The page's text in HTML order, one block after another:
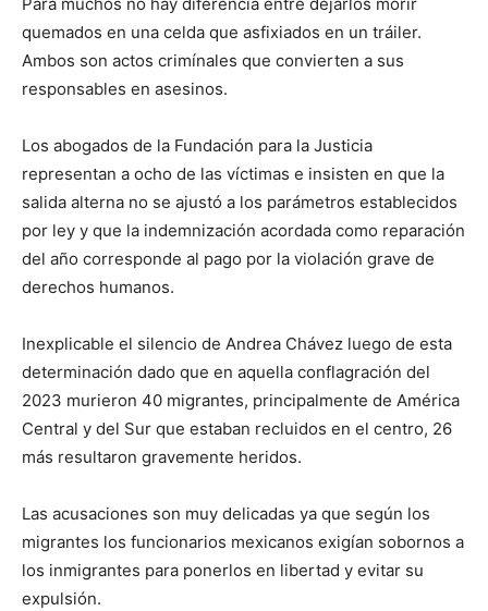
quemados en una celda que asfixiados en un tráiler.
Ambos son actos crimínales que convierten a sus
responsables en asesinos.
Los abogados de la Fundación para la Justicia
representan a ocho de las víctimas e insisten en que la
salida alterna no se ajustó a los parámetros establecidos
por ley y que la indemnización acordada como reparación
del año corresponde al pago por la violación grave de
derechos humanos.
Inexplicable el silencio de Andrea Chávez luego de esta
determinación dado que en aquella conflagración del
2023 murieron 40 migrantes, principalmente de América
Central y del Sur que estaban recluidos en el centro, 26
más resultaron gravemente heridos.
Las acusaciones son muy delicadas ya que según los
migrantes los funcionarios mexicanos exigían sobornos a
los inmigrantes para ponerlos en libertad y evitar su
expulsión.